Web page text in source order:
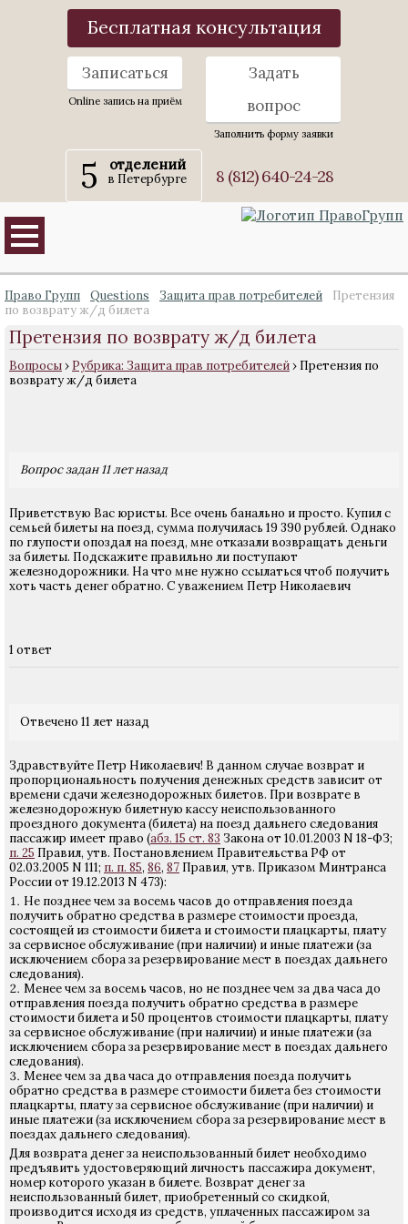
Бесплатная консультация
Записаться
Online запись на приём
Задать
вопрос
Заполнить форму заявки
5 отделений
в Петербурге 8 (812) 640-24-28
Право Групп Questions Защита прав потребителей
Претензия
по возврату ж/д билета
Претензия по возврату ж/д билета
Вопросы› Рубрика: Защита прав потребителей› Претензия по
возврату ж/д билета
Вопрос задан 11 лет назад
Приветствую Вас юристы. Все очень банально и просто. Купил с
семьей билеты на поезд, сумма получилась 19 390 рублей. Однако
по глупости опоздал на поезд, мне отказали возвращать деньги
за билеты. Подскажите правильно ли поступают
железнодорожники. На что мне нужно ссылаться чтоб получить
хоть часть денег обратно. С уважением Петр Николаевич
1 ответ
Отвечено 11 лет назад
Здравствуйте Петр Николаевич! В данном случае возврат и
пропорциональность получения денежных средств зависит от
времени сдачи железнодорожных билетов. При возврате в
железнодорожную билетную кассу неиспользованного
проездного документа (билета) на поезд дальнего следования
пассажир имеет право (абз. 15 ст. 83 Закона от 10.01.2003 N 18-ФЗ;
п. 25 Правил, утв. Постановлением Правительства РФ от
02.03.2005 N 111; п. п. 85, 86, 87 Правил, утв. Приказом Минтранса
России от 19.12.2013 N 473):
Не позднее чем за восемь часов до отправления поезда
получить обратно средства в размере стоимости проезда,
состоящей из стоимости билета и стоимости плацкарты, плату
за сервисное обслуживание (при наличии) и иные платежи (за
исключением сбора за резервирование мест в поездах дальнего
следования).
Менее чем за восемь часов, но не позднее чем за два часа до
отправления поезда получить обратно средства в размере
стоимости билета и 50 процентов стоимости плацкарты, плату
за сервисное обслуживание (при наличии) и иные платежи (за
исключением сбора за резервирование мест в поездах дальнего
следования).
Менее чем за два часа до отправления поезда получить
обратно средства в размере стоимости билета без стоимости
плацкарты, плату за сервисное обслуживание (при наличии) и
иные платежи (за исключением сбора за резервирование мест в
поездах дальнего следования).
Для возврата денег за неиспользованный билет необходимо
предъявить удостоверяющий личность пассажира документ,
номер которого указан в билете. Возврат денег за
неиспользованный билет, приобретенный со скидкой,
производится исходя из средств, уплаченных пассажиром за